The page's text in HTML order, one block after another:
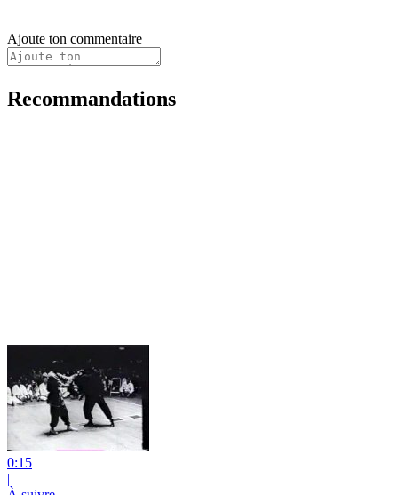
Ajoute ton commentaire
Recommandations
0:15
|